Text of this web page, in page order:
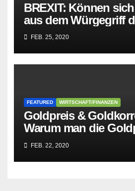
BREXIT: Können
aus dem Würgegriff
parasitären EU-Mafia
FEB. 25, 2020
FEATURED WIRTSCHAFT/FINANZEN
Goldpreis &
Warum man die
besser Profis
FEB. 22, 2020